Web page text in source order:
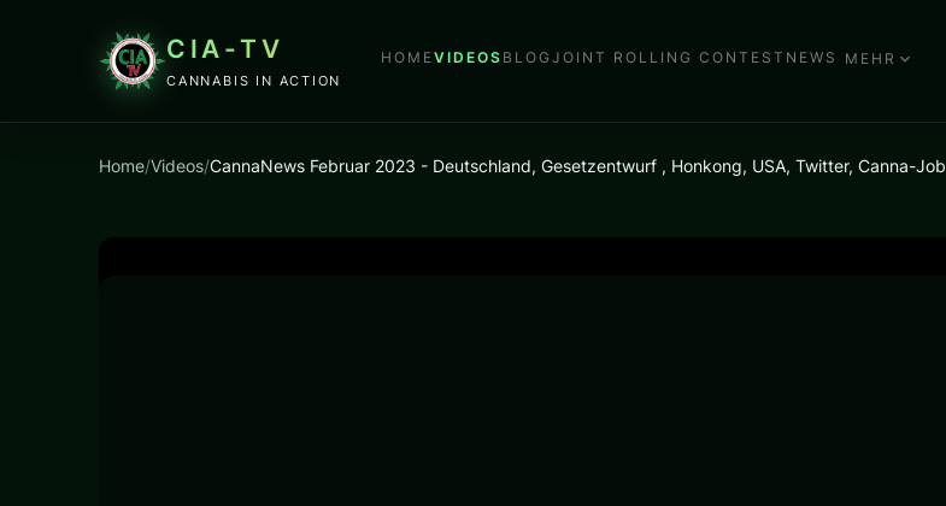
CIA-TV
CANNABIS IN ACTION
HOMEVIDEOS BLOGJOINT ROLLING CONTEST NEWS MEHR
Home/Videos/CannaNews Februar 2023 - Deutschland, Gesetzentwurf , Honkong, USA, Twitter, Canna-Job